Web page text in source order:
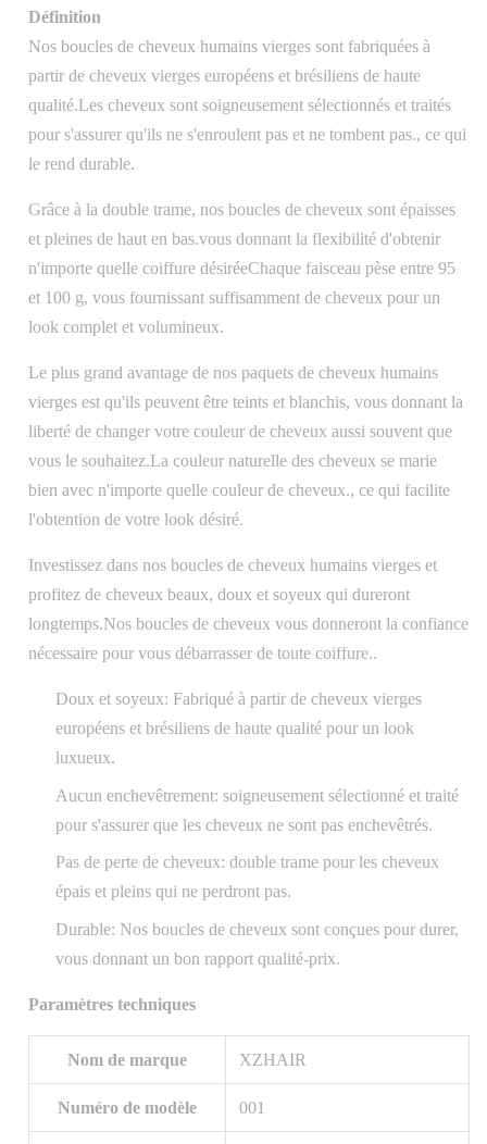
Définition
Nos boucles de cheveux humains vierges sont fabriquées à
partir de cheveux vierges européens et brésiliens de haute
qualité.Les cheveux sont soigneusement sélectionnés et traités
pour s'assurer qu'ils ne s'enroulent pas et ne tombent pas., ce qui
le rend durable.
Grâce à la double trame, nos boucles de cheveux sont épaisses
et pleines de haut en bas.vous donnant la flexibilité d'obtenir
n'importe quelle coiffure désiréeChaque faisceau pèse entre 95
et 100 g, vous fournissant suffisamment de cheveux pour un
look complet et volumineux.
Le plus grand avantage de nos paquets de cheveux humains
vierges est qu'ils peuvent être teints et blanchis, vous donnant la
liberté de changer votre couleur de cheveux aussi souvent que
vous le souhaitez.La couleur naturelle des cheveux se marie
bien avec n'importe quelle couleur de cheveux., ce qui facilite
l'obtention de votre look désiré.
Investissez dans nos boucles de cheveux humains vierges et
profitez de cheveux beaux, doux et soyeux qui dureront
longtemps.Nos boucles de cheveux vous donneront la confiance
nécessaire pour vous débarrasser de toute coiffure..
Doux et soyeux: Fabriqué à partir de cheveux vierges
européens et brésiliens de haute qualité pour un look
luxueux.
Aucun enchevêtrement: soigneusement sélectionné et traité
pour s'assurer que les cheveux ne sont pas enchevêtrés.
Pas de perte de cheveux: double trame pour les cheveux
épais et pleins qui ne perdront pas.
Durable: Nos boucles de cheveux sont conçues pour durer,
vous donnant un bon rapport qualité-prix.
Paramètres techniques
Nom de marque XZHAIR
Numéro de modèle 001